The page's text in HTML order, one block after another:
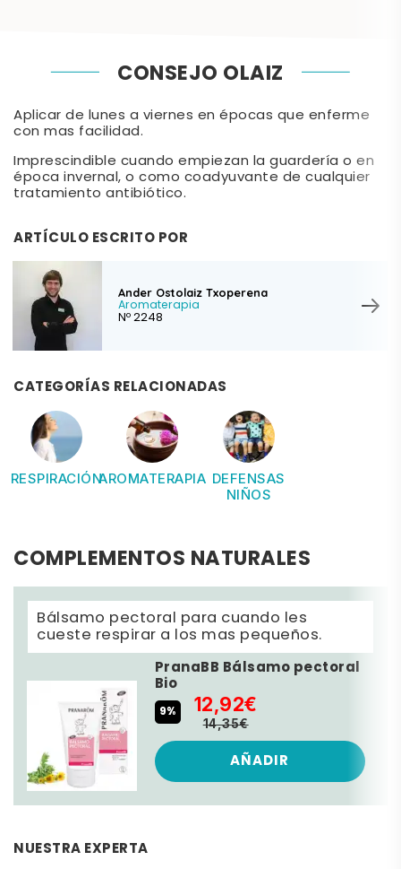
CONSEJO OLAIZ
Aplicar de lunes a viernes en épocas que enferme
con mas facilidad.
Imprescindible cuando empiezan la guardería o en
época invernal, o como coadyuvante de cualquier
tratamiento antibiótico.
ARTÍCULO ESCRITO POR
Ander Ostolaiz Txoperena
Aromaterapia
Nº 2248
CATEGORÍAS RELACIONADAS
RESPIRACIÓNAROMATERAPIA DEFENSAS
NIÑOS
COMPLEMENTOS NATURALES
Bálsamo pectoral para cuando les
cueste respirar a los mas pequeños.
PranaBB Bálsamo pectoral
Bio
9% 12,92€
14,35€
AÑADIR
NUESTRA EXPERTA